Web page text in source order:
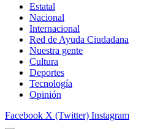
Estatal
Nacional
Internacional
Red de Ayuda Ciudadana
Nuestra gente
Cultura
Deportes
Tecnología
Opinión
Facebook X (Twitter) Instagram